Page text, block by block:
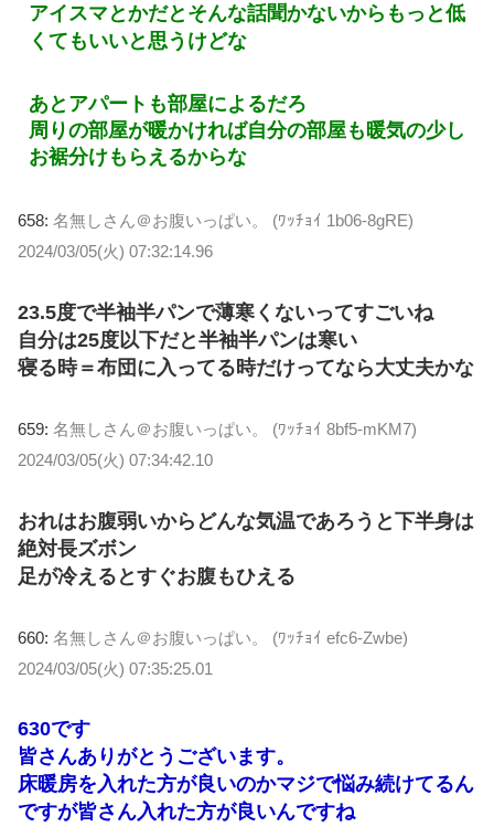
アイスマとかだとそんな話聞かないからもっと低
くてもいいと思うけどな
あとアパートも部屋によるだろ
周りの部屋が暖かければ自分の部屋も暖気の少し
お裾分けもらえるからな
658: 名無しさん＠お腹いっぱい。 (ﾜｯﾁｮｲ 1b06-8gRE)
2024/03/05(火) 07:32:14.96
23.5度で半袖半パンで薄寒くないってすごいね
自分は25度以下だと半袖半パンは寒い
寝る時＝布団に入ってる時だけってなら大丈夫かな
659: 名無しさん＠お腹いっぱい。 (ﾜｯﾁｮｲ 8bf5-mKM7)
2024/03/05(火) 07:34:42.10
おれはお腹弱いからどんな気温であろうと下半身は
絶対長ズボン
足が冷えるとすぐお腹もひえる
660: 名無しさん＠お腹いっぱい。 (ﾜｯﾁｮｲ efc6-Zwbe)
2024/03/05(火) 07:35:25.01
630です
皆さんありがとうございます。
床暖房を入れた方が良いのかマジで悩み続けてるん
ですが皆さん入れた方が良いんですね